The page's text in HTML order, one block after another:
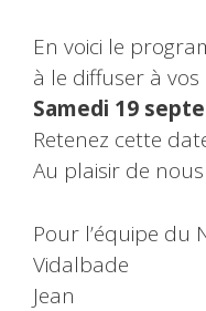
En voici le
à le diffuser à vos
Samedi 19
Retenez cette
Au plaisir de
Pour l’équipe du
Vidalbade
Jean